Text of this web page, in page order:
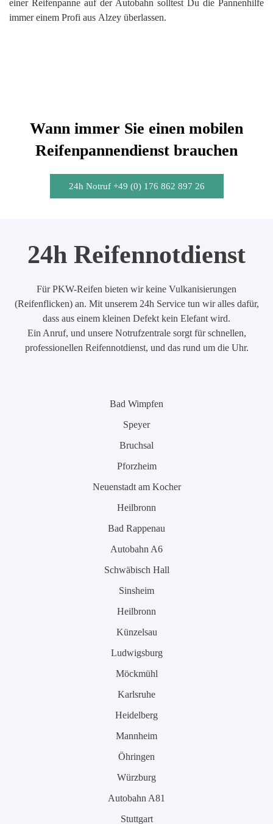
einer Reifenpanne auf der Autobahn solltest Du die Pannenhilfe
immer einem Profi aus Alzey überlassen.
Wann immer Sie einen mobilen
Reifenpannendienst brauchen
24h Notruf +49 (0) 176 862 897 26
24h Reifennotdienst
Für PKW-Reifen bieten wir keine Vulkanisierungen
(Reifenflicken) an. Mit unserem 24h Service tun wir alles dafür,
dass aus einem kleinen Defekt kein Elefant wird.
Ein Anruf, und unsere Notrufzentrale sorgt für schnellen,
professionellen Reifennotdienst, und das rund um die Uhr.
Bad Wimpfen
Speyer
Bruchsal
Pforzheim
Neuenstadt am Kocher
Heilbronn
Bad Rappenau
Autobahn A6
Schwäbisch Hall
Sinsheim
Heilbronn
Künzelsau
Ludwigsburg
Möckmühl
Karlsruhe
Heidelberg
Mannheim
Öhringen
Würzburg
Autobahn A81
Stuttgart